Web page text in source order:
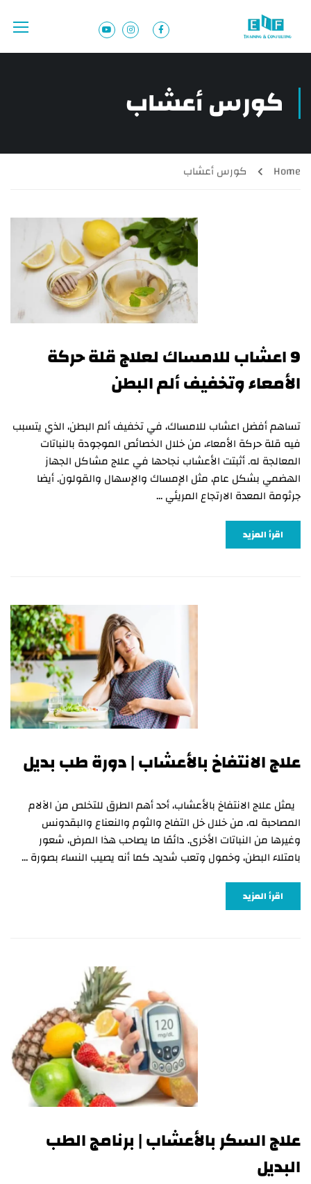
كورس أعشاب
Home كورس أعشاب
9 اعشاب للامساك لعلاج قلة حركة
الأمعاء وتخفيف ألم البطن
تساهم أفضل اعشاب للامساك، في تخفيف ألم البطن، الذي يتسبب
فيه قلة حركة الأمعاء، من خلال الخصائص الموجودة بالنباتات
المعالجة له. أثبتت الأعشاب نجاحها في علاج مشاكل الجهاز
الهضمي بشكل عام، مثل الإمساك والإسهال والقولون. أيضا
جرثومة المعدة الارتجاع المريئي …
اقرأ المزيد
علاج الانتفاخ بالأعشاب | دورة طب بديل
يمثل علاج الانتفاخ بالأعشاب، أحد أهم الطرق للتخلص من الآلام
المصاحبة له، من خلال خل التفاح والثوم والنعناع والبقدونس
وغيرها من النباتات الأخرى. دائمًا ما يصاحب هذا المرض، شعور
بامتلاء البطن، وخمول وتعب شديد، كما أنه يصيب النساء بصورة …
اقرأ المزيد
علاج السكر بالأعشاب | برنامج الطب
البديل